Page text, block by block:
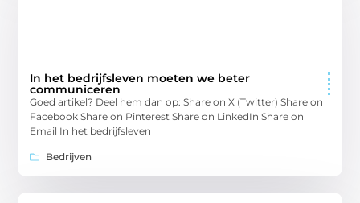
In het bedrijfsleven moeten we beter
communiceren
Goed artikel? Deel hem dan op: Share on X (Twitter) Share on
Facebook Share on Pinterest Share on LinkedIn Share on
Email In het bedrijfsleven
Bedrijven